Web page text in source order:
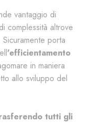
vantaggio di
complessità altrove
porta
'efficientamento
in maniera
allo sviluppo del
tutti gli